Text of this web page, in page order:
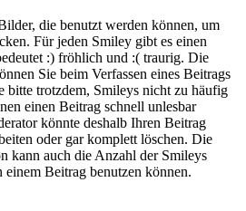
die benutzt werden können, um
Für jeden Smiley gibt es einen
:) fröhlich und :( traurig. Die
Sie beim Verfassen eines Beitrags
bitte trotzdem, Smileys nicht zu häufig
einen Beitrag schnell unlesbar
könnte deshalb Ihren Beitrag
oder gar komplett löschen. Die
kann auch die Anzahl der Smileys
einem Beitrag benutzen können.